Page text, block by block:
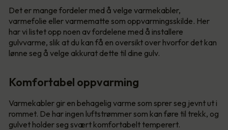
Det er mange fordeler med å velge varmekabler,
varmefolie eller varmematte som oppvarmingsskilde. Her
har vi listet opp noen av fordelene med å installere
gulvvarme, slik at du kan få en oversikt over hvorfor det kan
lønne seg å velge akkurat dette til dine gulv.
Komfortabel oppvarming
Varmekabler gir en behagelig varme som sprer seg jevnt ut i
rommet. De har ingen luftstrømmer som kan føre til trekk, og
gulvet holder seg svært komfortabelt temperert.